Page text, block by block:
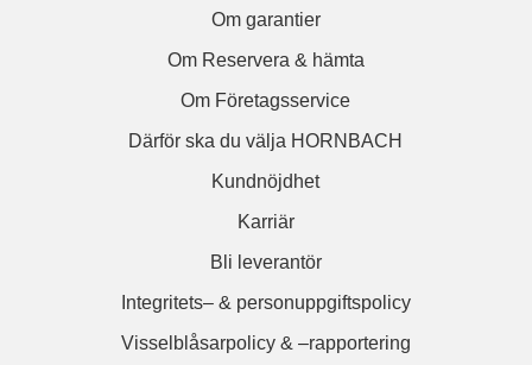
Om garantier
Om Reservera & hämta
Om Företagsservice
Därför ska du välja HORNBACH
Kundnöjdhet
Karriär
Bli leverantör
Integritets– & personuppgiftspolicy
Visselblåsarpolicy & –rapportering